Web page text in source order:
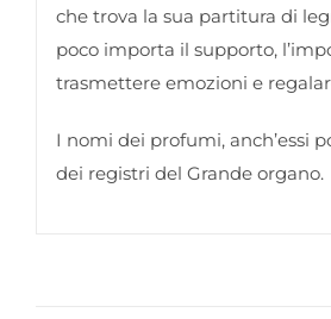
che trova la sua partitura di
poco importa il supporto,
trasmettere emozioni e
I nomi dei profumi, anch’essi
dei registri del Grande organo.